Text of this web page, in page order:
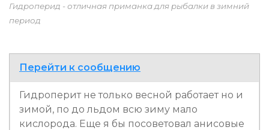
Гидроперид - отличная приманка для рыбалки в зимний
период
Перейти к сообщению
Гидроперит не только весной работает но и
зимой, по до льдом всю зиму мало
кислорода. Еще я бы посоветовал анисовые